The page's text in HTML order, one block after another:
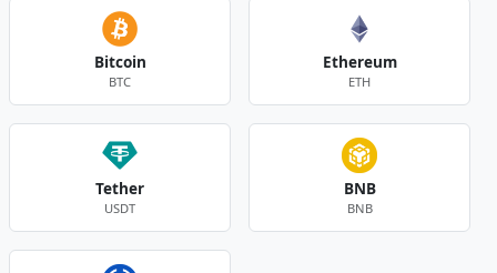
Bitcoin
BTC
Ethereum
ETH
Tether
USDT
BNB
BNB